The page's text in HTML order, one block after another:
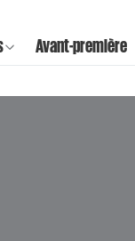
Avant-première